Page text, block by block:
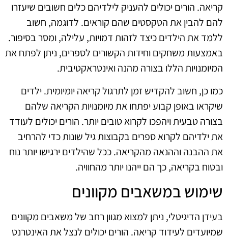
קריאה. הורים יכולים להעניק לילדיהם כלים חשובים שיעזרו
להם להבין את הטקסטים שהם קוראים. לדוגמה, חשוב
ללמד את הילדים כיצד לזהות דמויות, עלילה, ומסר בסיפור.
באמצעות משחקים וחידות הקשורים לספרים, ניתן לפתח את
המיומנויות הללו בצורה מהנה ואינטראקטיבית.
כמו כן, חשוב להקדיש זמן לתרגול קריאה יומיומית. ילדים
שיקראו באופן קבוע יפתחו את מיומנויות הקריאה שלהם
בצורה טבעית ויהפכו לקרוא טובים יותר. הורים יכולים לעודד
את ילדיהם לקרוא ספרים בקבוצות גיל שונות כדי להרחיב
את ההבנה וההנאה מהקריאה. ככל שהילדים ירגישו יותר נוח
ובטוח בקריאה, כך הם ייהנו יותר מהחוויה.
שימוש במשאבים מקוונים
בעידן הדיגיטלי, ניתן למצוא מגוון רחב של משאבים מקוונים
שמיועדים לעידוד קריאה. הורים יכולים לנצל את האינטרנט